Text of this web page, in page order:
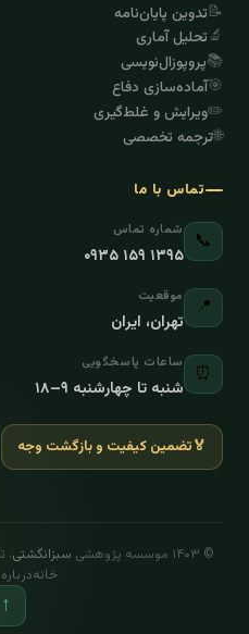
📝تدوین پایان‌نامه
🔬تحلیل آماری
📚پروپوزال‌نویسی
🎯آماده‌سازی دفاع
✏️ویرایش و غلط‌گیری
🌐ترجمه تخصصی
تماس با ما
📞 شماره تماس
۰۹۳۵ ۱۵۹ ۱۳۹۵
📍 موقعیت
تهران، ایران
⏰ ساعات پاسخگویی
شنبه تا چهارشنبه ۹–۱۸
🏅تضمین کیفیت و بازگشت وجه
© ۱۴۰۳ موسسه پژوهشی سبزانگشتی.
خانه
↑